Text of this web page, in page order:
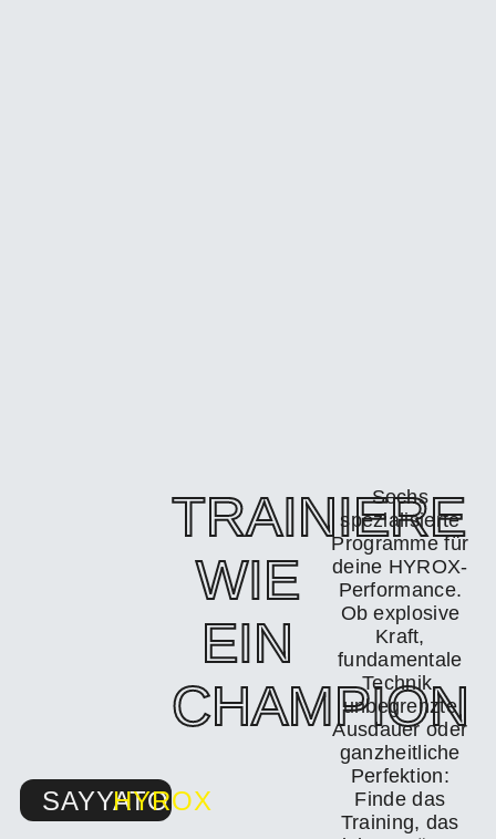
SAYYATO
HYROX
TRAINIERE
WIE
EIN
CHAMPION
Sechs
spezialisierte
Programme für
deine HYROX-
Performance.
Ob explosive
Kraft,
fundamentale
Technik,
unbegrenzte
Ausdauer oder
ganzheitliche
Perfektion:
Finde das
Training, das